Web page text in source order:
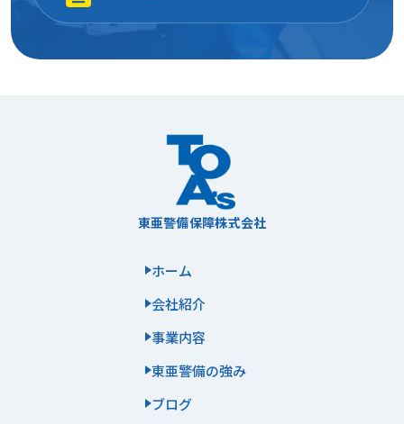
東亜警備保障株式会社
ホーム
会社紹介
事業内容
東亜警備の強み
ブログ